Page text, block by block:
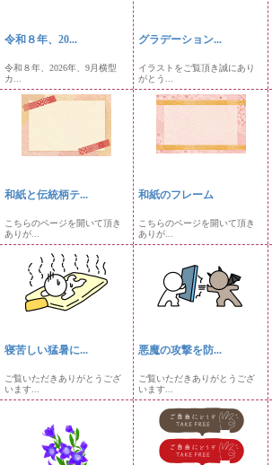
令和８年、20...
令和８年、2026年、9月横型
カ...
グラデーション...
イラストをご覧頂き誠にあり
がとう...
和紙と伝統柄テ...
こちらのページを開いて頂き
ありが...
和紙のフレーム
こちらのページを開いて頂き
ありが...
寝苦しい猛暑に...
ご覧いただきありがとうござ
います...
悪魔の攻撃を防...
ご覧いただきありがとうござ
います...